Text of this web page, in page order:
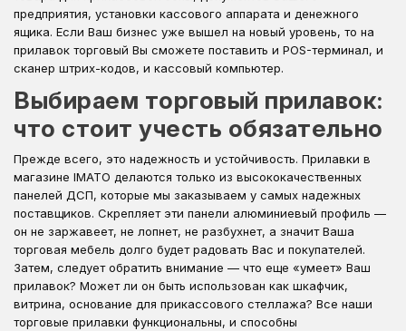
предприятия, установки кассового аппарата и денежного
ящика. Если Ваш бизнес уже вышел на новый уровень, то на
прилавок торговый Вы сможете поставить и POS-терминал, и
сканер штрих-кодов, и кассовый компьютер.
Выбираем торговый прилавок:
что стоит учесть обязательно
Прежде всего, это надежность и устойчивость. Прилавки в
магазине IMATO делаются только из высококачественных
панелей ДСП, которые мы заказываем у самых надежных
поставщиков. Скрепляет эти панели алюминиевый профиль —
он не заржавеет, не лопнет, не разбухнет, а значит Ваша
торговая мебель долго будет радовать Вас и покупателей.
Затем, следует обратить внимание — что еще «умеет» Ваш
прилавок? Может ли он быть использован как шкафчик,
витрина, основание для прикассового стеллажа? Все наши
торговые прилавки функциональны, и способны